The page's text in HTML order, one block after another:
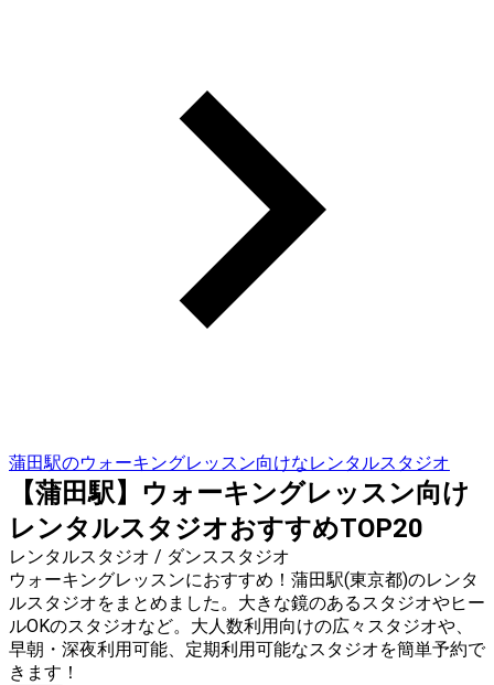
蒲田駅のウォーキングレッスン向けなレンタルスタジオ
【蒲田駅】ウォーキングレッスン向け
レンタルスタジオおすすめTOP20
レンタルスタジオ / ダンススタジオ
ウォーキングレッスンにおすすめ！蒲田駅(東京都)のレンタ
ルスタジオをまとめました。大きな鏡のあるスタジオやヒー
ルOKのスタジオなど。大人数利用向けの広々スタジオや、
早朝・深夜利用可能、定期利用可能なスタジオを簡単予約で
きます！